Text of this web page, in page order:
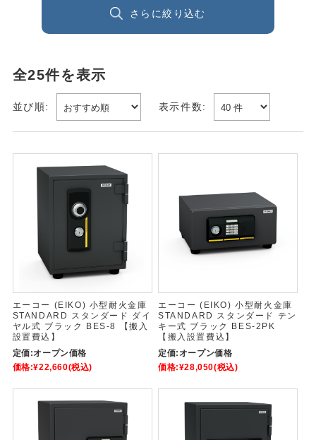
さらに絞り込む
全25件を表示
並び順: 表示件数:
エーコー (EIKO) 小型耐火金庫
STANDARD スタンダード ダイ
ヤル式 ブラック BES-8 【搬入
設置費込】
定価:オープン価格
価格:¥22,660(税込)
エーコー (EIKO) 小型耐火金庫
STANDARD スタンダード テン
キー式 ブラック BES-2PK
【搬入設置費込】
定価:オープン価格
価格:¥28,050(税込)